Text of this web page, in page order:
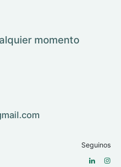
momento
Seguinos